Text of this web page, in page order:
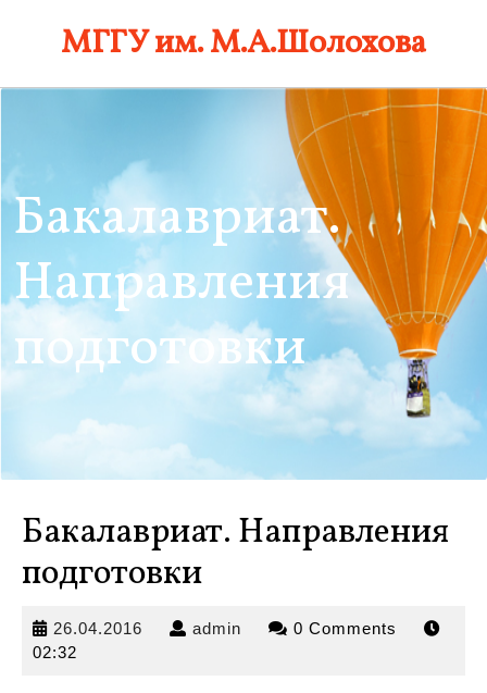
МГГУ им. М.А.Шолохова
Бакалавриат.
Направления
подготовки
Бакалавриат. Направления
подготовки
26.04.2016 26.04.2016
admin admin 0 Comments
02:32